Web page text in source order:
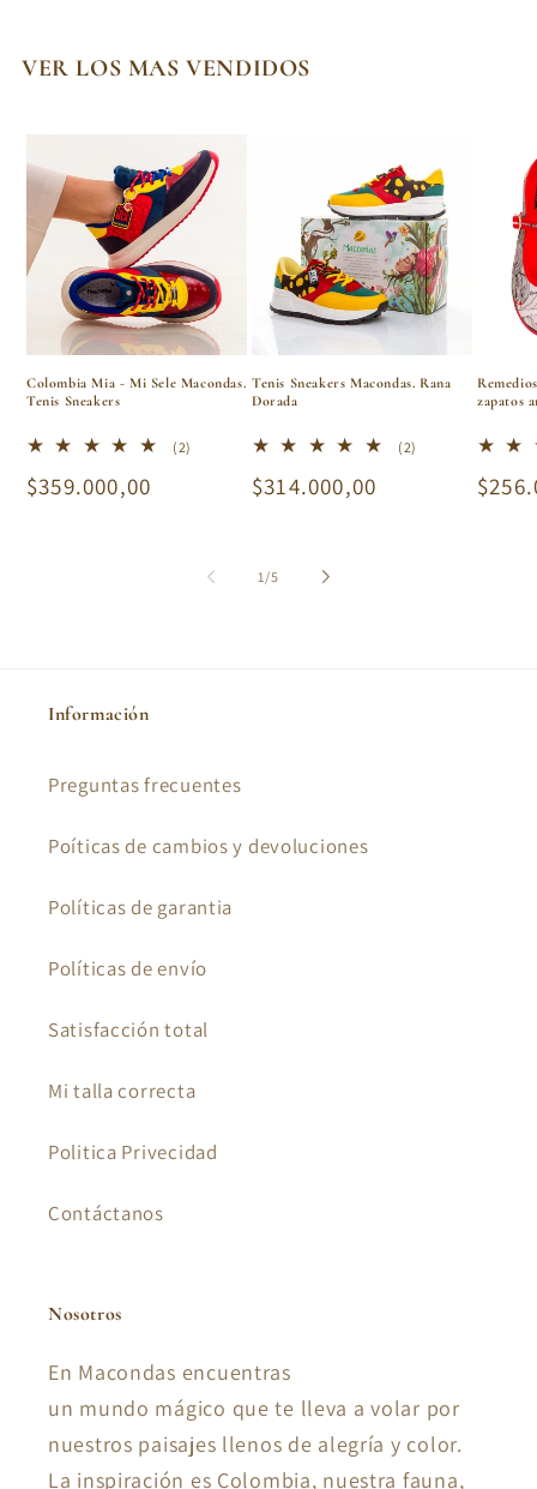
VER LOS MAS VENDIDOS
Colombia Mia - Mi Sele Macondas.
Tenis Sneakers
(2)
Precio
$359.000,00
Tenis Sneakers Macondas. Rana
Dorada
(2)
Precio
$314.000,00
zapatos
1 /de
5
Información
Preguntas frecuentes
Poíticas de cambios y devoluciones
Políticas de garantia
Políticas de envío
Satisfacción total
Mi talla correcta
Politica Privecidad
Contáctanos
Nosotros
En Macondas encuentras
un mundo mágico que te lleva a volar por
nuestros paisajes llenos de alegría y color.
La inspiración es Colombia, nuestra fauna,